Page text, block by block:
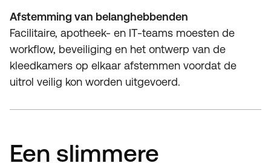
Afstemming van belanghebbenden
Facilitaire, apotheek- en IT-teams moesten de
workflow, beveiliging en het ontwerp van de
kleedkamers op elkaar afstemmen voordat de
uitrol veilig kon worden uitgevoerd.
Een slimmere